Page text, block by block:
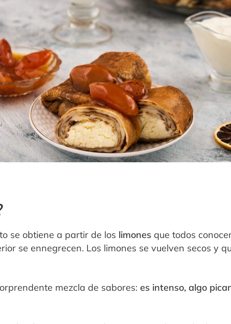
se obtiene a partir de los limones que todos
se ennegrecen. Los limones se vuelven secos y
mezcla de sabores: es intenso, algo